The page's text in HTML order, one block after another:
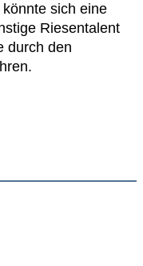
könnte sich eine
Riesentalent
durch den